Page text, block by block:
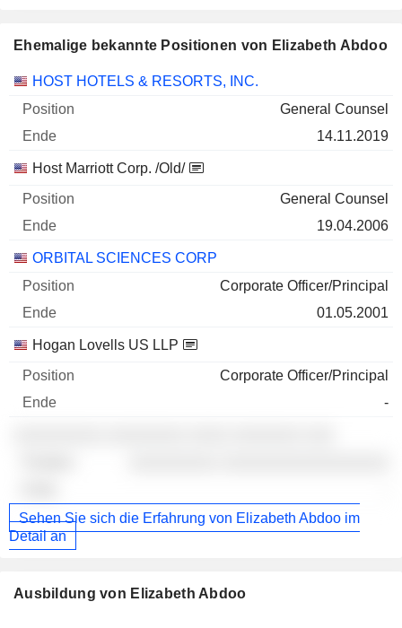
Ehemalige bekannte Positionen von Elizabeth Abdoo
Unternehmen Position Ende
HOST HOTELS & RESORTS, INC.
General Counsel
14.11.2019
Host Marriott Corp. /Old/
General Counsel
19.04.2006
ORBITAL SCIENCES CORP
Corporate Officer/Principal
01.05.2001
Hogan Lovells US LLP
Corporate Officer/Principal
-
Sehen Sie sich die Erfahrung von Elizabeth Abdoo im
Detail an
Ausbildung von Elizabeth Abdoo